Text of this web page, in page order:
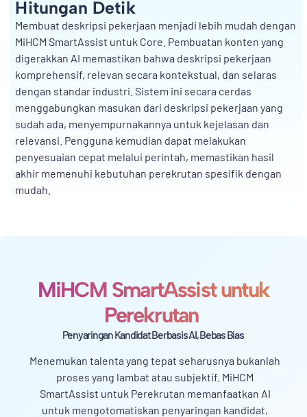
Hitungan Detik
Membuat deskripsi pekerjaan menjadi lebih mudah dengan
MiHCM SmartAssist untuk Core. Pembuatan konten yang
digerakkan AI memastikan bahwa deskripsi pekerjaan
komprehensif, relevan secara kontekstual, dan selaras
dengan standar industri. Sistem ini secara cerdas
menggabungkan masukan dari deskripsi pekerjaan yang
sudah ada, menyempurnakannya untuk kejelasan dan
relevansi. Pengguna kemudian dapat melakukan
penyesuaian cepat melalui perintah, memastikan hasil
akhir memenuhi kebutuhan perekrutan spesifik dengan
mudah.
MiHCM SmartAssist untuk
Perekrutan
Penyaringan Kandidat Berbasis AI, Bebas Bias
Menemukan talenta yang tepat seharusnya bukanlah
proses yang lambat atau subjektif. MiHCM
SmartAssist untuk Perekrutan memanfaatkan AI
untuk mengotomatiskan penyaringan kandidat,